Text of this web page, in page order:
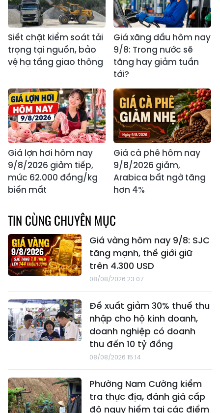
Siết chặt kiểm soát tải
trọng tại nguồn, bảo
vệ hạ tầng giao thông
Giá xăng dầu hôm nay
9/8: Trong nước sẽ
tăng hay giảm tuần
tới?
Giá lợn hơi hôm nay
9/8/2026 giảm tiếp,
mức 62.000 đồng/kg
biến mất
Giá cà phê hôm nay
9/8/2026 giảm,
Arabica bất ngờ tăng
hơn 4%
TIN CÙNG CHUYÊN MỤC
Giá vàng hôm nay 9/8: SJC
tăng mạnh, thế giới giữ
trên 4.300 USD
08/08/2026 23:07
Đề xuất giảm 30% thuế thu
nhập cho hộ kinh doanh,
doanh nghiệp có doanh
thu đến 10 tỷ đồng
08/08/2026 15:14
Phường Nam Cường kiểm
tra thực địa, đánh giá cấp
độ nguy hiểm tại các điểm